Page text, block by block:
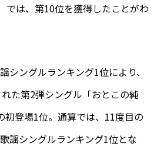
では、第10位を獲得したことがわ
シングルランキング1位により、
た第2弾シングル「おとこの純
初登場1位。通算では、11度目の
謡シングルランキング1位とな